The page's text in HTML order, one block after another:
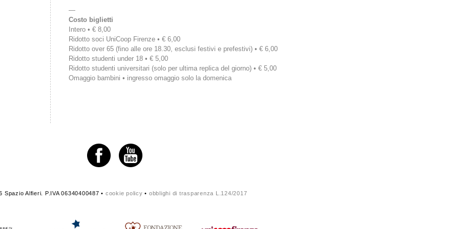
—
Costo biglietti
Intero • € 8,00
Ridotto soci UniCoop Firenze • € 6,00
Ridotto over 65 (fino alle ore 18.30, esclusi festivi e prefestivi) • € 6,00
Ridotto studenti under 18 • € 5,00
Ridotto studenti universitari (solo per ultima replica del giorno) • € 5,00
Omaggio bambini • ingresso omaggio solo la domenica
Spazio Alfieri. P.IVA 06340400487 • cookie policy • obblighi di trasparenza L.124/2017